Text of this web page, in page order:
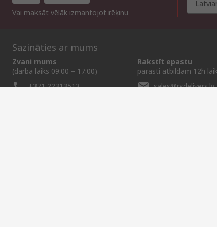
Vai maksāt vēlāk izmantojot rēķinu
Sazināties ar mums
Zvani mums
(darba laiks 09:00 – 17:00)
+371 22313513
Rakstīt epastu
parasti atbildam 12h
sales@rsdelivers.lv